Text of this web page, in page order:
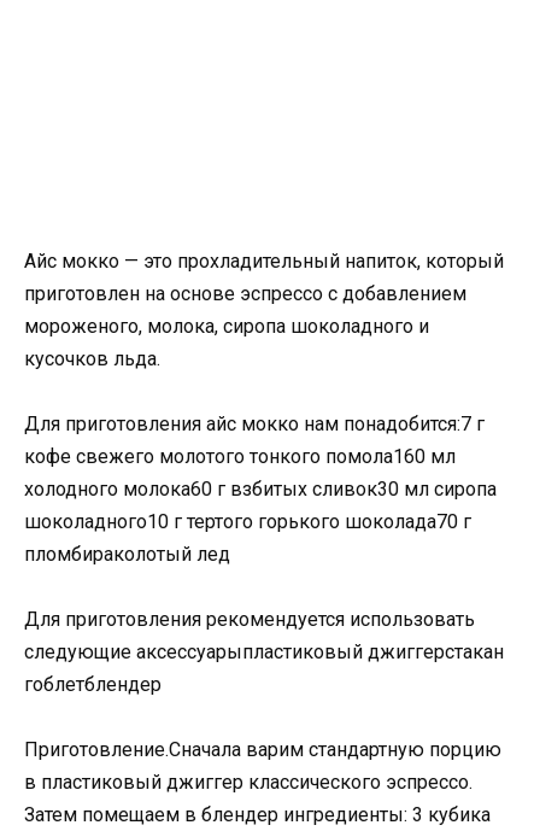
Айс мокко — это прохладительный напиток, который
приготовлен на основе эспрессо с добавлением
мороженого, молока, сиропа шоколадного и
кусочков льда.
Для приготовления айс мокко нам понадобится:7 г
кофе свежего молотого тонкого помола160 мл
холодного молока60 г взбитых сливок30 мл сиропа
шоколадного10 г тертого горького шоколада70 г
пломбираколотый лед
Для приготовления рекомендуется использовать
следующие аксессуарыпластиковый джиггерстакан
гоблетблендер
Приготовление.Сначала варим стандартную порцию
в пластиковый джиггер классического эспрессо.
Затем помещаем в блендер ингредиенты: 3 кубика